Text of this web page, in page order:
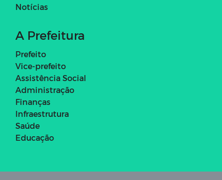
Notícias
A Prefeitura
Prefeito
Vice-prefeito
Assistência Social
Administração
Finanças
Infraestrutura
Saúde
Educação